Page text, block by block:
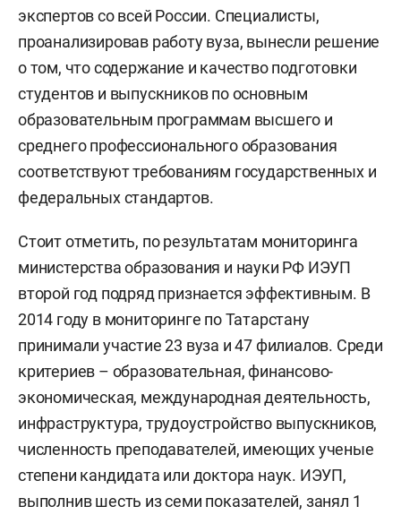
экспертов со всей России. Специалисты,
проанализировав работу вуза, вынесли решение
о том, что содержание и качество подготовки
студентов и выпускников по основным
образовательным программам высшего и
среднего профессионального образования
соответствуют требованиям государственных и
федеральных стандартов.
Стоит отметить, по результатам мониторинга
министерства образования и науки РФ ИЭУП
второй год подряд признается эффективным. В
2014 году в мониторинге по Татарстану
принимали участие 23 вуза и 47 филиалов. Среди
критериев – образовательная, финансово-
экономическая, международная деятельность,
инфраструктура, трудоустройство выпускников,
численность преподавателей, имеющих ученые
степени кандидата или доктора наук. ИЭУП,
выполнив шесть из семи показателей, занял 1